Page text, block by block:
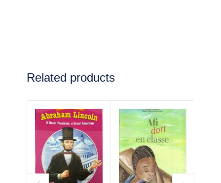
Related products